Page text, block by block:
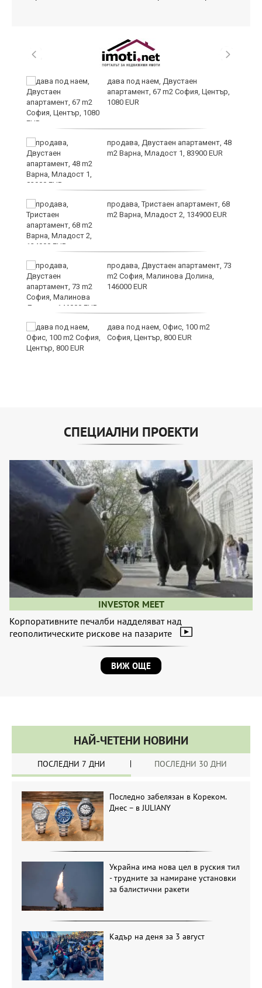
дава под наем, Двустаен
апартамент, 67 m2 София, Център,
1080 EUR
продава, Двустаен апартамент, 48
m2 Варна, Младост 1, 83900 EUR
продава, Тристаен апартамент, 68
m2 Варна, Младост 2, 134900 EUR
продава, Двустаен апартамент, 73
m2 София, Малинова Долина,
146000 EUR
дава под наем, Офис, 100 m2
София, Център, 800 EUR
СПЕЦИАЛНИ ПРОЕКТИ
INVESTOR MEET
Корпоративните печалби надделяват над
геополитическите рискове на пазарите
ВИЖ ОЩЕ
НАЙ-ЧЕТЕНИ НОВИНИ
ПОСЛЕДНИ 7 ДНИ ПОСЛЕДНИ 30 ДНИ
Последно забелязан в Кореком.
Днес – в JULIANY
Украйна има нова цел в руския тил
- трудните за намиране установки
за балистични ракети
Кадър на деня за 3 август